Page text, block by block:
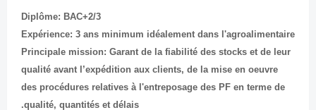
Diplôme: BAC+2/3
Expérience: 3 ans minimum idéalement dans l'agroalimentaire
Principale mission: Garant de la fiabilité des stocks et de leur
qualité avant l’expédition aux clients, de la mise en oeuvre
des procédures relatives à l'entreposage des PF en terme de
qualité, quantités et délais.